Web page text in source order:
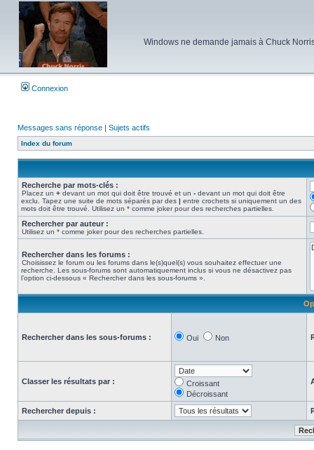
Windows ne demande jamais à Chuck
Connexion
Messages sans réponse | Sujets actifs
Index du forum
Recherche par mots-clés :
Placez un + devant un mot qui doit être trouvé et un - devant un mot qui doit être
exclu. Tapez une suite de mots séparés par des | entre crochets si uniquement un des
mots doit être trouvé. Utilisez un * comme joker pour des recherches partielles.
Rechercher par auteur :
Utilisez un * comme joker pour des recherches partielles.
Rechercher dans les forums :
Choisissez le forum ou les forums dans le(s)quel(s) vous souhaitez effectuer une
recherche. Les sous-forums sont automatiquement inclus si vous ne désactivez pas
l’option ci-dessous « Rechercher dans les sous-forums ».
Rechercher dans les sous-forums : Oui Non
Classer les résultats par :
Croissant
Décroissant
Rechercher depuis :